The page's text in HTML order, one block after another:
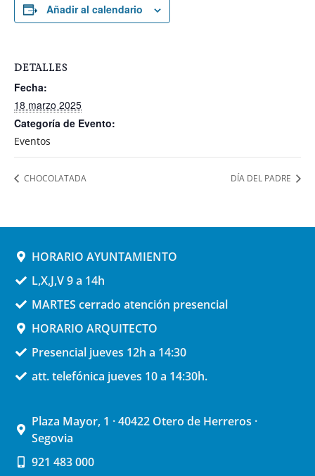
Añadir al calendario
DETALLES
Fecha:
18 marzo 2025
Categoría de Evento:
Eventos
CHOCOLATADA DÍA DEL PADRE
HORARIO AYUNTAMIENTO
L,X,J,V 9 a 14h
MARTES cerrado atención presencial
HORARIO ARQUITECTO
Presencial jueves 12h a 14:30
att. telefónica jueves 10 a 14:30h.
Plaza Mayor, 1 · 40422 Otero de Herreros ·
Segovia
921 483 000